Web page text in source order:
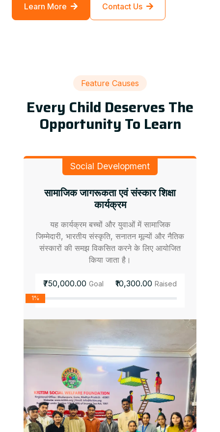
Learn More Contact Us
Feature Causes
Every Child Deserves The
Opportunity To Learn
Social Development
सामाजिक जागरूकता एवं संस्कार शिक्षा
कार्यक्रम
यह कार्यक्रम बच्चों और युवाओं में सामाजिक
जिम्मेदारी, भारतीय संस्कृति, सनातन मूल्यों और नैतिक
संस्कारों की समझ विकसित करने के लिए आयोजित
किया जाता है।
₹750,000.00 Goal ₹10,300.00 Raised
1%